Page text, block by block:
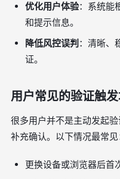
优化用户体验：系统能
和提示信息。
降低风控误判 ：清晰、
证。
用户常见的验证触
很多用户并不是主动发起
补充确认。以下情况最常见
更换设备或浏览器后首